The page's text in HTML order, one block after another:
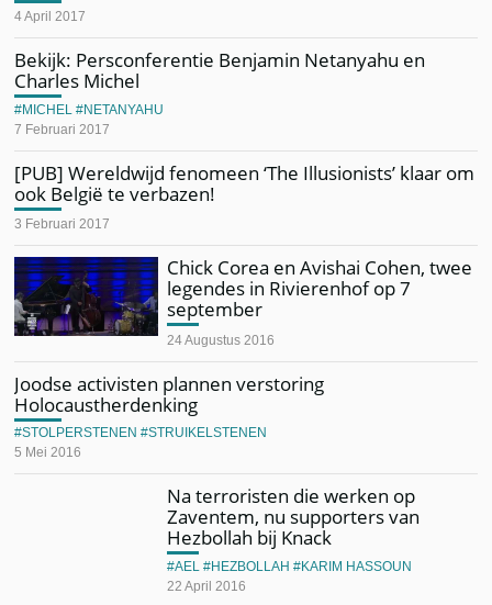
4 April 2017
Bekijk: Persconferentie Benjamin Netanyahu en
Charles Michel
7 Februari 2017
MICHEL NETANYAHU
[PUB] Wereldwijd fenomeen ‘The Illusionists’ klaar om
ook België te verbazen!
3 Februari 2017
Chick Corea en Avishai Cohen, twee
legendes in Rivierenhof op 7
september
24 Augustus 2016
Joodse activisten plannen verstoring
Holocaustherdenking
5 Mei 2016
STOLPERSTENEN STRUIKELSTENEN
Na terroristen die werken op
Zaventem, nu supporters van
Hezbollah bij Knack
22 April 2016
AEL HEZBOLLAH KARIM HASSOUN